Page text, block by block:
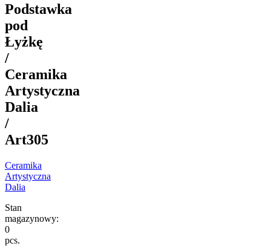
Podstawka
pod
Łyżkę
/
Ceramika
Artystyczna
Dalia
/
Art305
Ceramika
Artystyczna
Dalia
Stan
magazynowy:
0
pcs.